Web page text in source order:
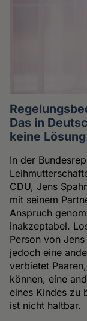
Das in
keine Lösung
In der
CDU, Jens
mit seinem
Anspruch
inakzeptabel.
Person von
jedoch eine
verbietet
können, eine
eines Kindes zu
ist nicht haltbar.